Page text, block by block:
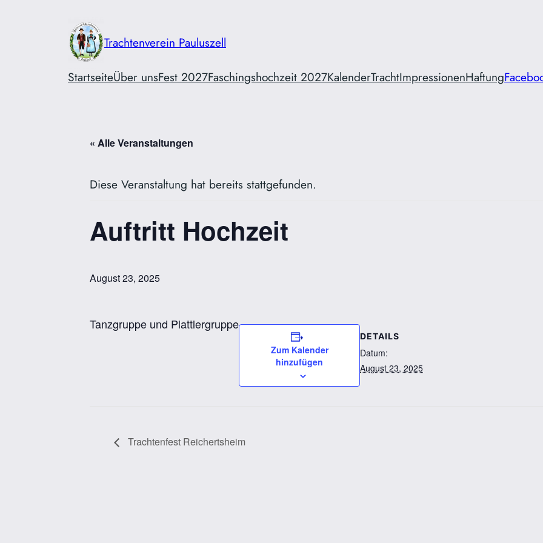
Trachtenverein Pauluszell
StartseiteÜber unsFest 2027Faschingshochzeit 2027KalenderTrachtImpressionenHaftung
« Alle Veranstaltungen
Diese Veranstaltung hat bereits stattgefunden.
Auftritt Hochzeit
August 23, 2025
Tanzgruppe und Plattlergruppe
Zum Kalender
hinzufügen
DETAILS
Datum:
August 23, 2025
Trachtenfest Reichertsheim